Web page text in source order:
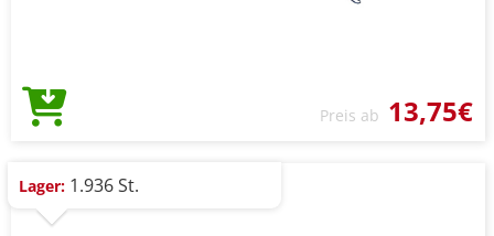
Preis ab 13,75€
Lager: 1.936 St.